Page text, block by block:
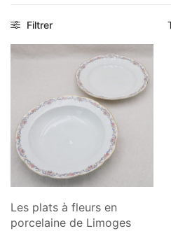
Filtrer
Les plats à fleurs en
porcelaine de Limoges